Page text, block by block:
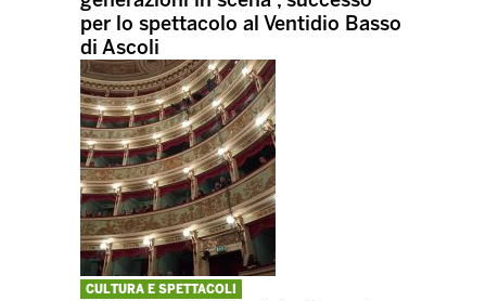
per lo spettacolo al Ventidio Basso
di Ascoli
CULTURA E SPETTACOLI